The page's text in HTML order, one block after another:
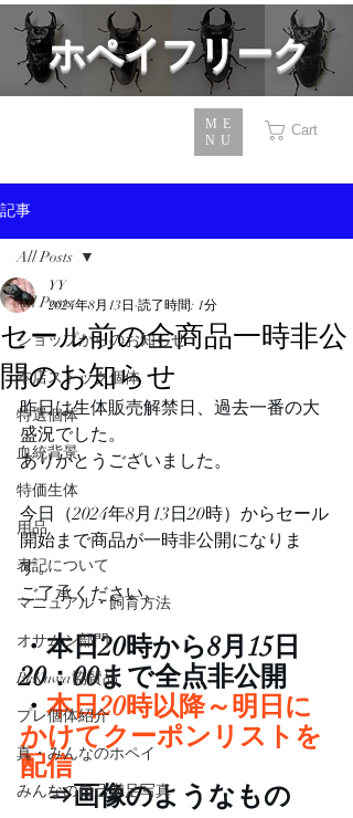
​ホペイフリーク
ME
NU
Cart
記事
All Posts
ショップからのお知らせ
本店ストック個体
特選個体
血統背景
特価生体
用品
表記について
マニュアル・飼育方法
オサムシ部門
BeKuwa協賛品
プレ個体紹介
真・みんなのホペイ
みんなの自己満足写真
All Posts
セール前の全商品一時非公
開のお知らせ
YY
2024年8月13日 読了時間: 1分
昨日は生体販売解禁日、過去一番の大
盛況でした。
ありがとうございました。
今日（2024年8月13日20時）からセール
開始まで商品が一時非公開になりま
す。
ご了承ください。
・本日20時から8月15日
20：00まで全点非公開
・本日20時以降～明日に
かけてクーポンリストを
配信
⇒画像のようなもの